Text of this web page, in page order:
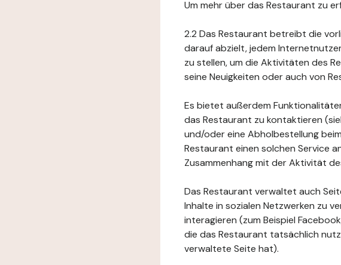
Um mehr über das Restaurant zu
2.2 Das Restaurant betreibt die
darauf abzielt, jedem
zu stellen, um die Aktivitäten des
seine Neuigkeiten oder auch von
Es bietet außerdem
das Restaurant zu kontaktieren
und/oder eine Abholbestellung
Restaurant einen solchen Service
Zusammenhang mit der Aktivität
Das Restaurant verwaltet auch
Inhalte in sozialen Netzwerken zu
interagieren (zum Beispiel
die das Restaurant tatsächlich
verwaltete Seite hat).